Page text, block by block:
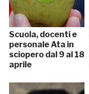
Scuola, docenti e
personale Ata in
sciopero dal 9 al 18
aprile